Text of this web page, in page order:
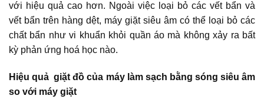
với hiệu quả cao hơn. Ngoài việc loại bỏ các vết bẩn và
vết bẩn trên hàng dệt, máy giặt siêu âm có thể loại bỏ các
chất bẩn như vi khuẩn khỏi quần áo mà không xảy ra bất
kỳ phản ứng hoá học nào.
Hiệu quả giặt đồ của máy làm sạch bằng sóng siêu âm
so với máy giặt